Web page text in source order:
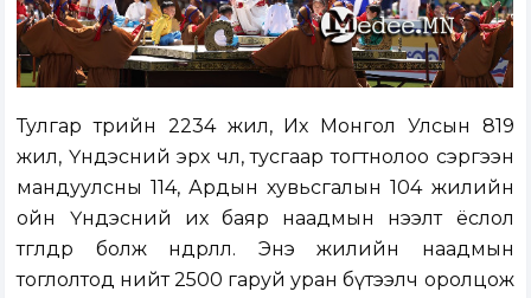
Тулгар төрийн 2234 жил, Их Монгол Улсын 819
жил, Үндэсний эрх чөлөө, тусгаар тогтнолоо сэргээн
мандуулсны 114, Ардын хувьсгалын 104 жилийн
ойн Үндэсний их баяр наадмын нээлт ёслол
төгөлдөр болж өндөрлөлөө. Энэ жилийн наадмын
тоглолтод нийт 2500 гаруй уран бүтээлч оролцож